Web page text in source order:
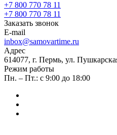
+7 800 770 78 11
+7 800 770 78 11
Заказать звонок
E-mail
inbox@samovartime.ru
Адрес
614077, г. Пермь, ул.
Режим работы
Пн. – Пт.: с 9:00 до 18:00